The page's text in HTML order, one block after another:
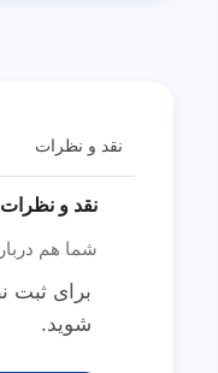
نقد و نظرات
نقد و نظرات
شما هم
برای ثبت
شوید.